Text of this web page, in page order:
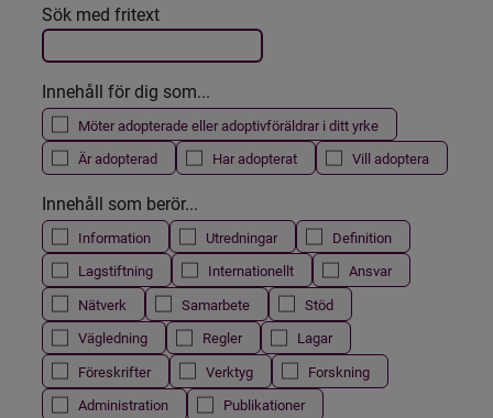
Filtrera resultatet
Det här formuläret postas automatiskt
Sök med fritext
Innehåll för dig som...
Möter adopterade eller adoptivföräldrar i ditt yrke
Är adopterad
Har adopterat Vill adoptera
Innehåll som berör...
Information Utredningar
Definition
Lagstiftning
Internationellt
Ansvar
Nätverk
Samarbete
Stöd
Vägledning
Regler
Lagar
Föreskrifter
Verktyg
Forskning
Administration
Publikationer